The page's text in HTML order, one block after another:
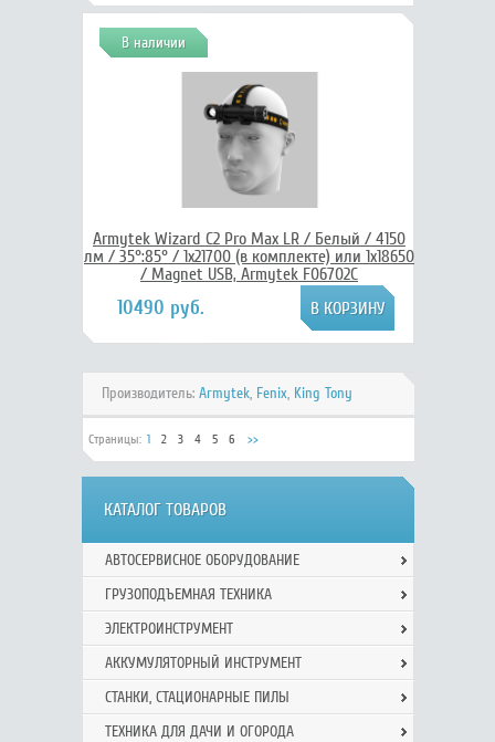
В наличии
Armytek Wizard C2 Pro Max LR / Белый / 4150
лм / 35°:85° / 1x21700 (в комплекте) или 1x18650
/ Magnet USB, Armytek F06702C
10490 руб.
Производитель: Armytek, Fenix, King Tony
Страницы: 1 2 3 4 5 6 >>
КАТАЛОГ ТОВАРОВ
АВТОСЕРВИСНОЕ ОБОРУДОВАНИЕ
ГРУЗОПОДЪЕМНАЯ ТЕХНИКА
ЭЛЕКТРОИНСТРУМЕНТ
АККУМУЛЯТОРНЫЙ ИНСТРУМЕНТ
СТАНКИ, СТАЦИОНАРНЫЕ ПИЛЫ
ТЕХНИКА ДЛЯ ДАЧИ И ОГОРОДА